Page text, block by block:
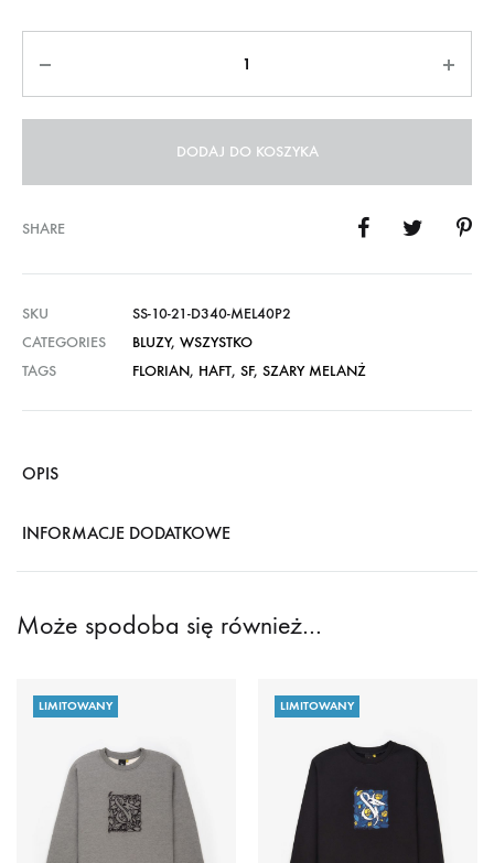
DODAJ DO KOSZYKA
SHARE
SKU
SS-10-21-D340-MEL40P2
CATEGORIES
BLUZY, WSZYSTKO
TAGS
FLORIAN, HAFT, SF, SZARY MELANŻ
OPIS
INFORMACJE DODATKOWE
Może spodoba się również…
LIMITOWANY LIMITOWANY